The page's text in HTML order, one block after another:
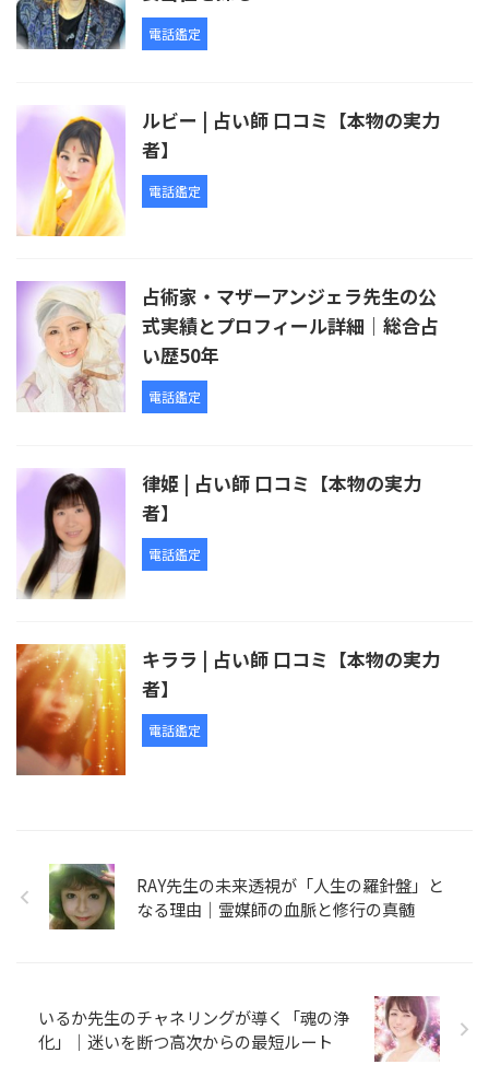
電話鑑定
ルビー | 占い師 口コミ【本物の実力
者】
電話鑑定
占術家・マザーアンジェラ先生の公
式実績とプロフィール詳細｜総合占
い歴50年
電話鑑定
律姫 | 占い師 口コミ【本物の実力
者】
電話鑑定
キララ | 占い師 口コミ【本物の実力
者】
電話鑑定
RAY先生の未来透視が「人生の羅針盤」と
なる理由｜霊媒師の血脈と修行の真髄
いるか先生のチャネリングが導く「魂の浄
化」｜迷いを断つ高次からの最短ルート